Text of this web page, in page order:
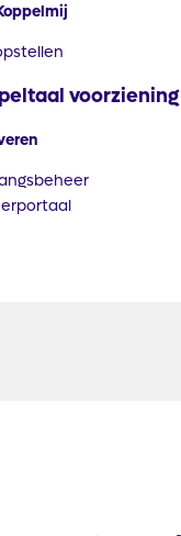
voorziening